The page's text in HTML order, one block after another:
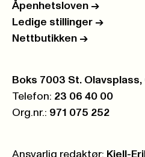
Åpenhetsloven ->
Ledige stillinger ->
Nettbutikken ->
Postboks:
Boks 7003 St. Olavsplass,
Telefon: 23 06 40 00
Org.nr.: 971 075 252
Ansvarlig redaktør: Kjell-